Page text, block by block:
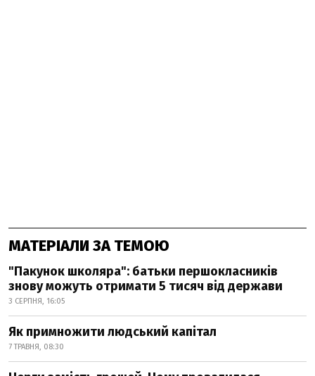
МАТЕРІАЛИ ЗА ТЕМОЮ
"Пакунок школяра": батьки першокласників
знову можуть отримати 5 тисяч від держави
3 СЕРПНЯ, 16:05
Як примножити людський капітал
7 ТРАВНЯ, 08:30